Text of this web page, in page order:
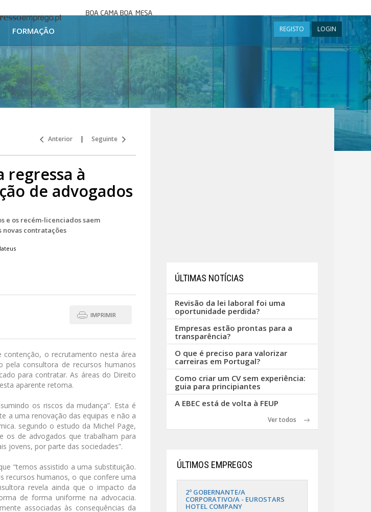
Emprego
mesa
FORMAÇÃO REGISTO LOGIN
Anterior | Seguinte
regressa à
de advogados
e os recém-licenciados saem
novas contratações
IMPRIMIR
o recrutamento nesta área
consultora de recursos humanos
para contratar. As áreas do Direito
aparente retoma.
os riscos da mudança”. Esta é
a uma renovação das equipas e não a
segundo o estudo da Michel Page,
os de advogados que trabalham para
jovens, por parte das sociedades”.
“temos assistido a uma substituição.
recursos humanos, o que confere uma
revela ainda que o impacto da
de forma uniforme na advocacia.
associadas às consequências da
ÚLTIMAS NOTÍCIAS
Revisão da lei laboral foi uma
oportunidade perdida?
Empresas estão prontas para a
transparência?
O que é preciso para valorizar
carreiras em Portugal?
Como criar um CV sem experiência:
guia para principiantes
A EBEC está de volta à FEUP
Ver todos
ÚLTIMOS EMPREGOS
2º GOBERNANTE/A
CORPORATIVO/A - EUROSTARS
HOTEL COMPANY